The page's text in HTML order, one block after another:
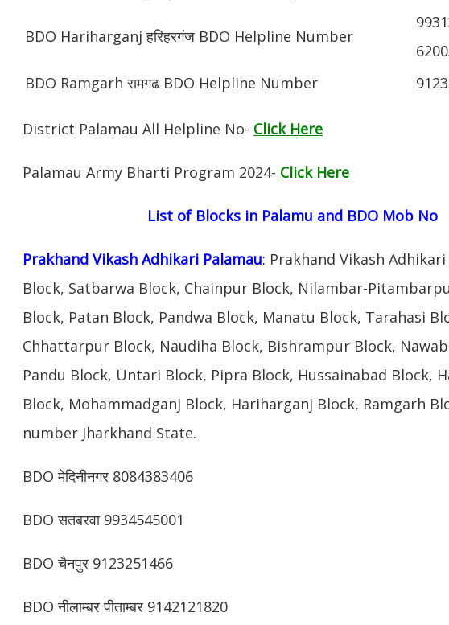
BDO Hariharganj हरिहरगंज BDO Helpline Number
BDO Ramgarh रामगढ BDO Helpline Number
District Palamau All Helpline No- Click Here
Palamau Army Bharti Program 2024- Click Here
List of Blocks in Palamu and BDO Mob No
Prakhand Vikash Adhikari Palamau: Prakhand Vikash
Block, Satbarwa Block, Chainpur Block, Nilambar-
Block, Patan Block, Pandwa Block, Manatu Block, Tarahasi
Chhattarpur Block, Naudiha Block, Bishrampur Block,
Pandu Block, Untari Block, Pipra Block, Hussainabad Block,
Block, Mohammadganj Block, Hariharganj Block, Ramgarh
number Jharkhand State.
BDOमेदिनीनगर 8084383406
BDO सतबरवा 9934545001
BDO चैनपुर 9123251466
BDO नीलाम्बर पीताम्बर 9142121820